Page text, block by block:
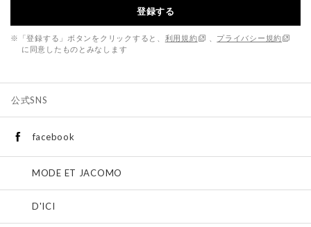
登録する
※「登録する」ボタンをクリックすると、 利用規約
プライバシー規約
に同意したものとみなします
公式SNS
facebook
MODE ET JACOMO
D'ICI